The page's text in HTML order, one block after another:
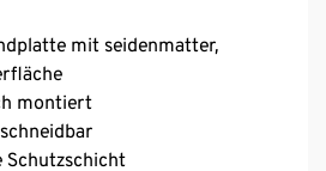
mit seidenmatter,
montiert
Schutzschicht